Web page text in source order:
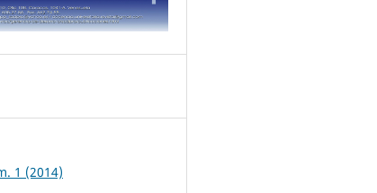
1 (2014)